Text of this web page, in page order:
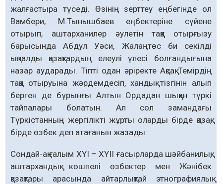
жалғастыра түседі. Өзінің зерттеу еңбегінде ол
Вамбери, М.Тынышбаев еңбектеріне сүйене
отырып, аштарханилер әулетін таққа отырғызу
барысында Абдул Уәси, Жалаңтөс би секілді
ықпалды қазақтардың елеулі үлесі болғандығына
назар аударады. Тіпті одан әріректе Ақсақ Темірдің
таққа отыруына жәрдемдесіп, хандық тізгінін алып
берген де бұрынғы Алтын Ордадан шыққан түркі
тайпалары болатын. Ал сол замандағы
Түркістанның жергілікті жұрты оларды бірде қазақ,
бірде өзбек деп атағанын жазады.
Сондай-ақ ғалым ХҮІ – ХҮІІ ғасырларда шәйбанилық,
аштархандық көшпелі өзбектер мен Жәнібек
қазақтары арасында айтарлықтай этнографиялық